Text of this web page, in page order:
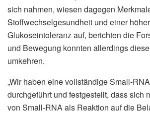
sich nahmen, wiesen dagegen
Stoffwechselgesundheit und einer
Glukoseintoleranz auf, berichten die
und Bewegung konnten allerdings
umkehren.
„Wir haben eine vollständige Small-
durchgeführt und festgestellt, dass sich
von Small-RNA als Reaktion auf die